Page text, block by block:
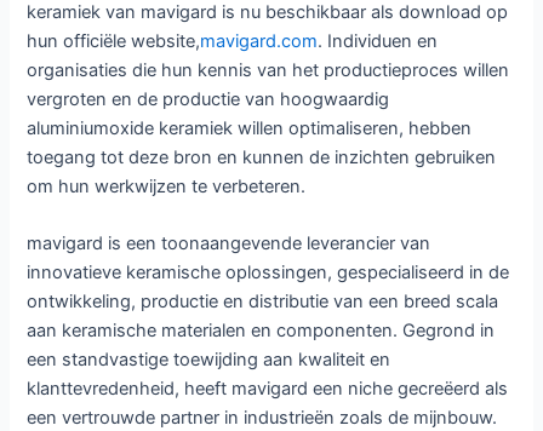
keramiek van mavigard is nu beschikbaar als download op
hun officiële website,mavigard.com. Individuen en
organisaties die hun kennis van het productieproces willen
vergroten en de productie van hoogwaardig
aluminiumoxide keramiek willen optimaliseren, hebben
toegang tot deze bron en kunnen de inzichten gebruiken
om hun werkwijzen te verbeteren.
mavigard is een toonaangevende leverancier van
innovatieve keramische oplossingen, gespecialiseerd in de
ontwikkeling, productie en distributie van een breed scala
aan keramische materialen en componenten. Gegrond in
een standvastige toewijding aan kwaliteit en
klanttevredenheid, heeft mavigard een niche gecreëerd als
een vertrouwde partner in industrieën zoals de mijnbouw.